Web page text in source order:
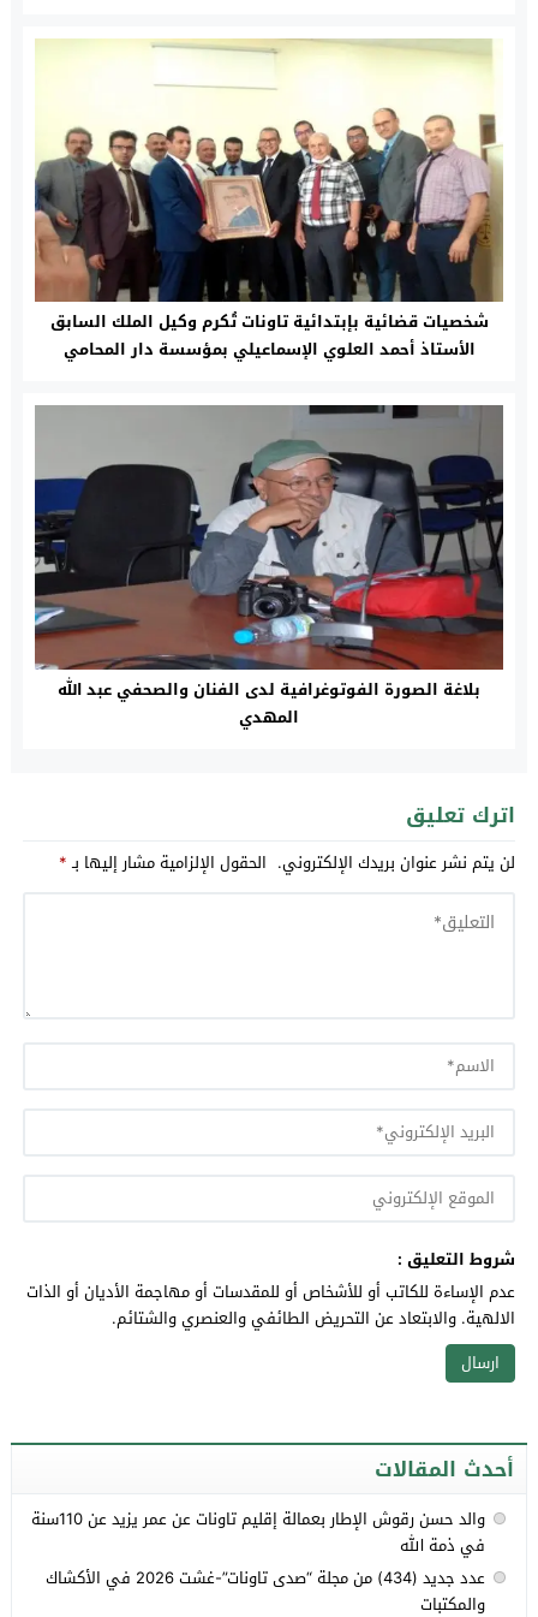
شخصيات قضائية بإبتدائية تاونات تُكرم وكيل الملك السابق
الأستاذ أحمد العلوي الإسماعيلي بمؤسسة دار المحامي
بلاغة الصورة الفوتوغرافية لدى الفنان والصحفي عبد الله
المهدي
اترك تعليق
لن يتم نشر عنوان بريدك الإلكتروني. الحقول الإلزامية مشار إليها بـ*
شروط التعليق :
عدم الإساءة للكاتب أو للأشخاص أو للمقدسات أو مهاجمة الأديان أو الذات
الالهية. والابتعاد عن التحريض الطائفي والعنصري والشتائم.
أحدث المقالات
والد حسن رقوش الإطار بعمالة إقليم تاونات عن عمر يزيد عن 110سنة
في ذمة الله
عدد جديد (434) من مجلة “صدى تاونات”-غشت 2026 في الأكشاك
والمكتبات